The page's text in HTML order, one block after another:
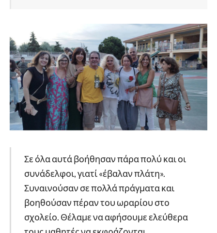
Σε όλα αυτά βοήθησαν πάρα πολύ και οι
συνάδελφοι, γιατί «έβαλαν πλάτη».
Συναινούσαν σε πολλά πράγματα και
βοηθούσαν πέραν του ωραρίου στο
σχολείο. Θέλαμε να αφήσουμε ελεύθερα